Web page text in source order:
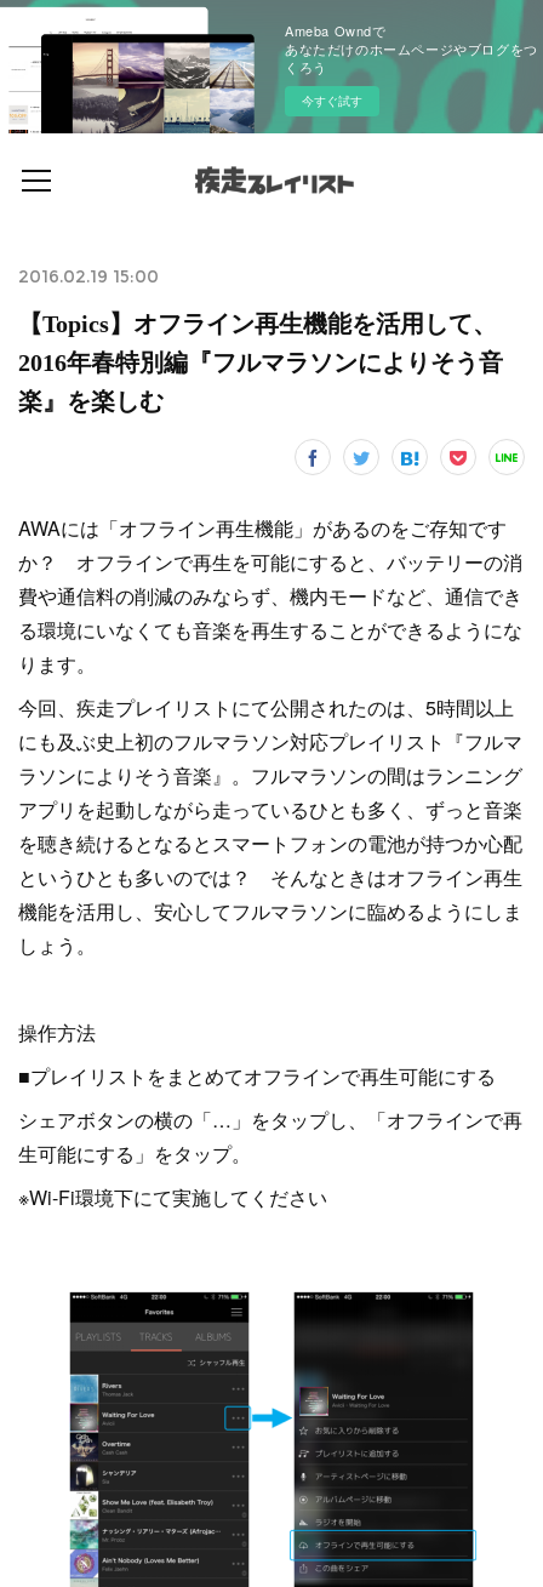
Ameba Owndで
あなただけのホームページやブログをつ
くろう
今すぐ試す
2016.02.19 15:00
【Topics】オフライン再生機能を活用して、
2016年春特別編『フルマラソンによりそう音
楽』を楽しむ
AWAには「オフライン再生機能」があるのをご存知です
か？ オフラインで再生を可能にすると、バッテリーの消
費や通信料の削減のみならず、機内モードなど、通信でき
る環境にいなくても音楽を再生することができるようにな
ります。
今回、疾走プレイリストにて公開されたのは、5時間以上
にも及ぶ史上初のフルマラソン対応プレイリスト『フルマ
ラソンによりそう音楽』。フルマラソンの間はランニング
アプリを起動しながら走っているひとも多く、ずっと音楽
を聴き続けるとなるとスマートフォンの電池が持つか心配
というひとも多いのでは？ そんなときはオフライン再生
機能を活用し、安心してフルマラソンに臨めるようにしま
しょう。
操作方法
■プレイリストをまとめてオフラインで再生可能にする
シェアボタンの横の「…」をタップし、「オフラインで再
生可能にする」をタップ。
※Wi-Fi環境下にて実施してください